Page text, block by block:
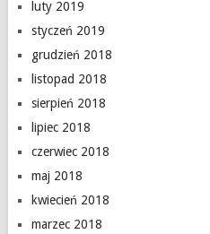
luty 2019
styczeń 2019
grudzień 2018
listopad 2018
sierpień 2018
lipiec 2018
czerwiec 2018
maj 2018
kwiecień 2018
marzec 2018